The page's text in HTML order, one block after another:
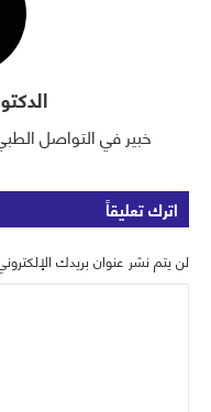
خبير في التواصل
اترك تعليقاً
لن يتم نشر عنوان بريدك